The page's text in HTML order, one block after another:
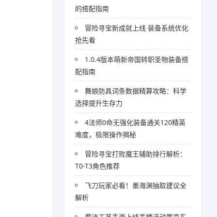
的搭配指南
冒险寻宝新成就上线 装备系统优化
抢先看
1.0.4版本萌新帝国转职圣物装备搭
配指南
舞娘防具词条数据精算攻略：科学
选择提升生存力
4法师0命无强化装备通关120精英
难度，极限操作揭秘
冒险寻宝打败魔王辅助排行解析：
T0-T3角色推荐
飞刀玩家必看！墨海渊抽取建议全
解析